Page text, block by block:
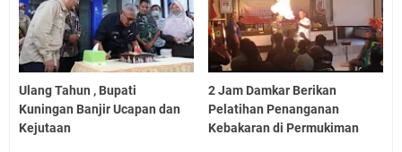
Ulang Tahun , Bupati
Kuningan Banjir Ucapan dan
Kejutaan
2 Jam Damkar Berikan
Pelatihan Penanganan
Kebakaran di Permukiman